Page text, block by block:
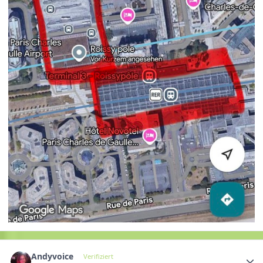
Andyvoice Verifiziert